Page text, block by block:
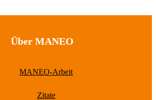
Über MANEO
MANEO-Arbeit
Zitate